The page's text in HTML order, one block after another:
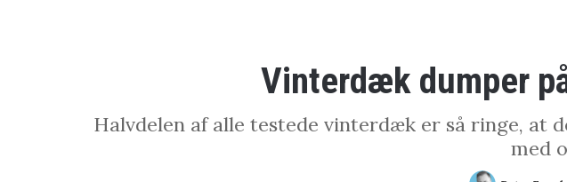
Vinterdæk dumper
Halvdelen af alle testede vinterdæk er så ringe, at
med